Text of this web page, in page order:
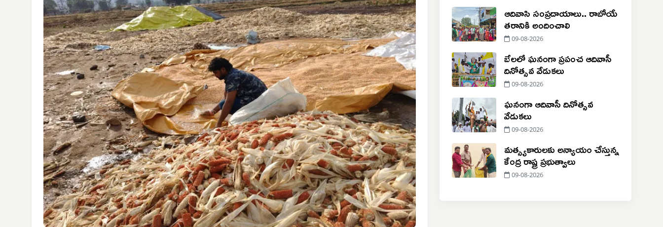
ఆదివాసి సంప్రదాయాలు.. రాబోయే
తరానికి అందించాలి
09-08-2026
బేలలో ఘనంగా ప్రపంచ ఆదివాసీ
దినోత్సవ వేడుకలు
09-08-2026
ఘనంగా ఆదివాసీ దినోత్సవ
వేడుకలు
09-08-2026
మత్స్యకారులకు అన్యాయం చేస్తున్న
కేంద్ర రాష్ట్ర ప్రభుత్వాలు
09-08-2026